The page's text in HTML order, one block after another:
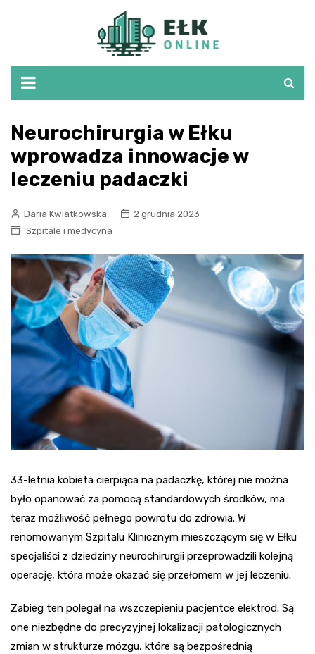
Neurochirurgia w Ełku
wprowadza innowacje w
leczeniu padaczki
Daria Kwiatkowska
2 grudnia 2023
Szpitale i medycyna
33-letnia kobieta cierpiąca na padaczkę, której nie można
było opanować za pomocą standardowych środków, ma
teraz możliwość pełnego powrotu do zdrowia. W
renomowanym Szpitalu Klinicznym mieszczącym się w Ełku
specjaliści z dziedziny neurochirurgii przeprowadzili kolejną
operację, która może okazać się przełomem w jej leczeniu.
Zabieg ten polegał na wszczepieniu pacjentce elektrod. Są
one niezbędne do precyzyjnej lokalizacji patologicznych
zmian w strukturze mózgu, które są bezpośrednią